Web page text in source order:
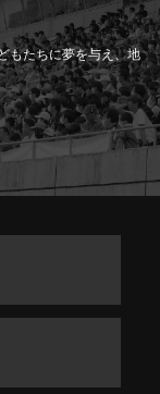
もたちに夢を与え、地